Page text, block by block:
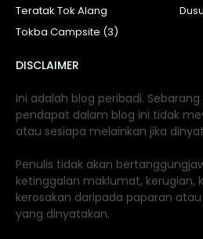
Teratak Tok Alang
Tokba Campsite (3)
DISCLAIMER
Ini adalah blog peribadi.
pendapat dalam blog ini tidak
atau sesiapa melainkan jika
Penulis tidak akan
ketinggalan maklumat, kerugian,
kerosakan daripada paparan
yang dinyatakan.